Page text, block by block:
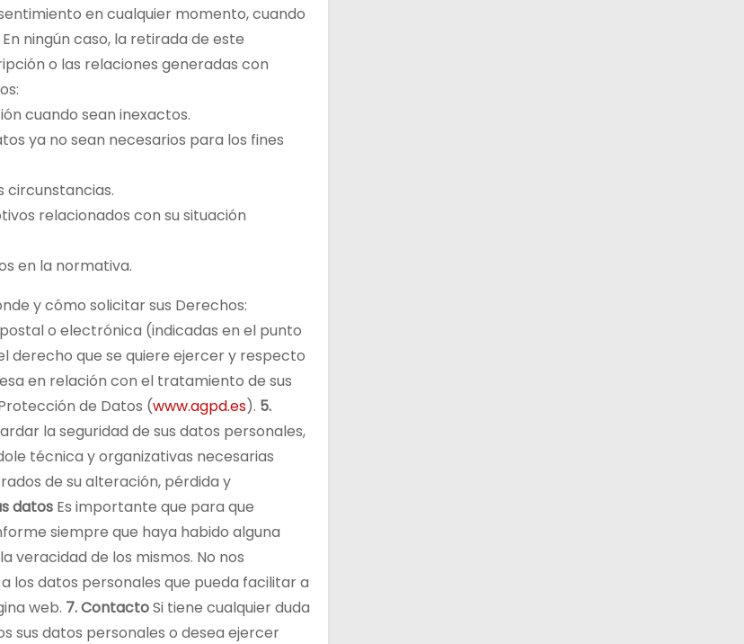
en cualquier momento, cuando
ningún caso, la retirada de este
o las relaciones generadas con
cuando sean inexactos.
ya no sean necesarios para los fines
circunstancias.
relacionados con su situación
en la normativa.
y cómo solicitar sus Derechos:
o electrónica (indicadas en el punto
derecho que se quiere ejercer y respecto
en relación con el tratamiento de sus
de Datos (www.agpd.es). 5.
la seguridad de sus datos personales,
técnica y organizativas necesarias
de su alteración, pérdida y
datos Es importante que para que
siempre que haya habido alguna
veracidad de los mismos. No nos
los datos personales que pueda facilitar a
web. 7. ContactoSi tiene cualquier duda
sus datos personales o desea ejercer